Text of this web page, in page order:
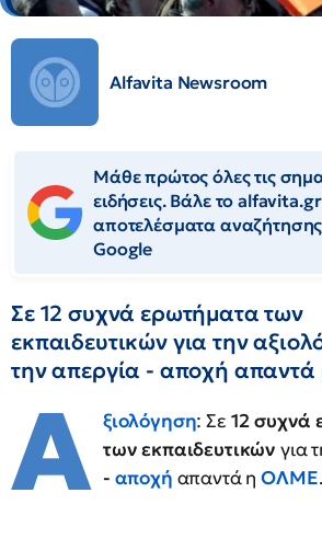
Alfavita Newsroom
Μάθε πρώτος όλες τις
ειδήσεις. Βάλε το
αποτελέσματα
Google
Σε 12 συχνά ερωτήματα των
εκπαιδευτικών για την
την απεργία - αποχή
Α ξιολόγηση: Σε 12 συχνά
των εκπαιδευτικών για
- αποχή απαντά ηΟΛΜΕ.